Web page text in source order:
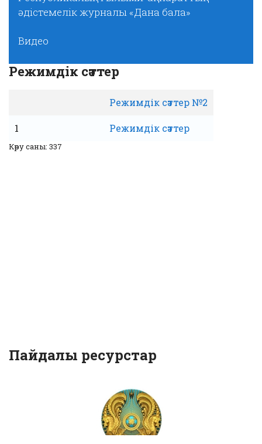
әдістемелік журналы «Дана бала»
Видео
Режимдік сәттер
Режимдік сәттер №2
1 Режимдік сәттер
Көру саны: 337
Пайдалы ресурстар